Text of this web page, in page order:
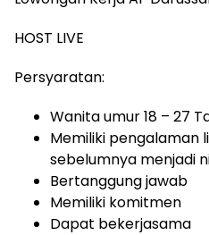
HOST LIVE
Persyaratan:
Wanita umur 18 – 27
Memiliki pengalaman
sebelumnya menjadi
Bertanggung jawab
Memiliki komitmen
Dapat bekerjasama